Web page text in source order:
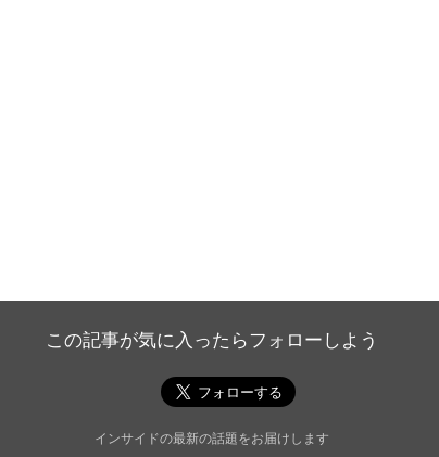
この記事が気に入ったらフォローしよう
インサイドの最新の話題をお届けします